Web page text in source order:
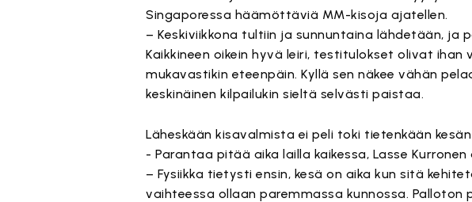
Singaporessa häämöttäviä MM-kisoja ajatellen.
– Keskiviikkona tultiin ja sunnuntaina lähdetään,
Kaikkineen oikein hyvä leiri, testitulokset olivat
mukavastikin eteenpäin. Kyllä sen näkee vähän
keskinäinen kilpailukin sieltä selvästi paistaa.
Läheskään kisavalmista ei peli toki tietenkään
- Parantaa pitää aika lailla kaikessa, Lasse Kurronen
– Fysiikka tietysti ensin, kesä on aika kun sitä
vaihteessa ollaan paremmassa kunnossa.